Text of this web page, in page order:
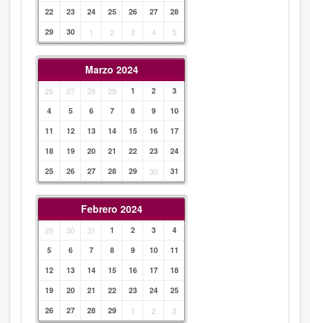
22
23 24 25 26 27
28
29
30 1 2 3 4 5
Marzo 2024
26 27 28 29 1 2
3
4
5 6 7 8 9
10
11
12 13 14 15 16
17
18
19 20 21 22 23
24
25
26 27 28 29 30 31
Febrero 2024
29 30 31 1 2 3
4
5
6 7 8 9 10
11
12
13 14 15 16 17
18
19
20 21 22 23 24
25
26
27 28 29 1 2 3